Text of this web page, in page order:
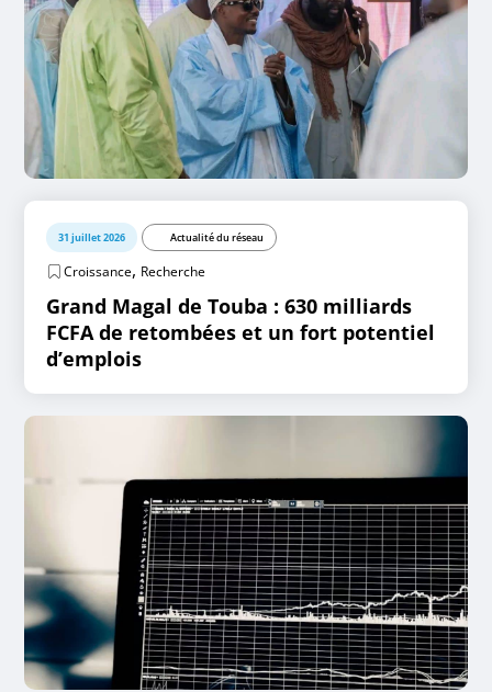
31 juillet 2026 Actualité du réseau
Croissance, Recherche
Grand Magal de Touba : 630 milliards
FCFA de retombées et un fort potentiel
d’emplois